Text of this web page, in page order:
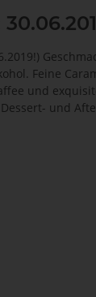
Feine
und
und